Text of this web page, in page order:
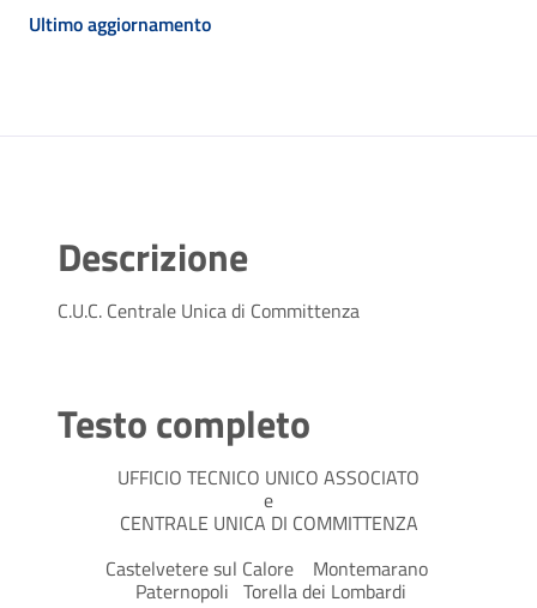
Ultimo aggiornamento
Descrizione
C.U.C. Centrale Unica di Committenza
Testo completo
UFFICIO TECNICO UNICO ASSOCIATO
e
CENTRALE UNICA DI COMMITTENZA
Castelvetere sul Calore Montemarano
Paternopoli Torella dei Lombardi